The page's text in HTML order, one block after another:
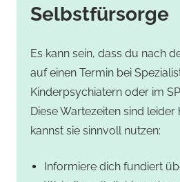
Selbstfürsorge
Es kann sein, dass du nach
auf einen Termin bei
Kinderpsychiatern oder im
Diese Wartezeiten sind
kannst sie sinnvoll nutzen:
Informiere dich fundiert